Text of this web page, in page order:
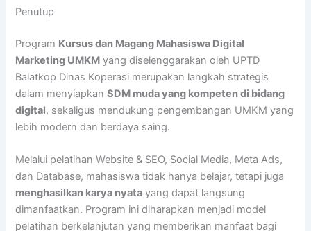
Penutup
Program Kursus dan Magang Mahasiswa Digital
Marketing UMKM yang diselenggarakan oleh UPTD
Balatkop Dinas Koperasi merupakan langkah strategis
dalam menyiapkanSDM muda yang kompeten di bidang
digital, sekaligus mendukung pengembangan UMKM yang
lebih modern dan berdaya saing.
Melalui pelatihan Website & SEO, Social Media, Meta Ads,
dan Database, mahasiswa tidak hanya belajar, tetapi juga
menghasilkan karya nyata yang dapat langsung
dimanfaatkan. Program ini diharapkan menjadi model
pelatihan berkelanjutan yang memberikan manfaat bagi